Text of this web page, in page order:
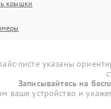
крышки
листе указаны
Записывайтесь на
ваше устройство и